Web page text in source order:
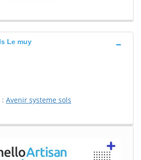
Le muy
Avenir systeme sols